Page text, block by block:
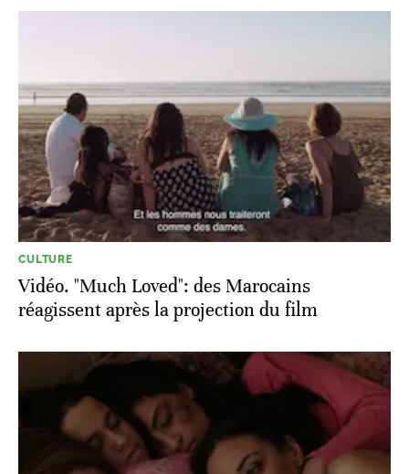
CULTURE
Vidéo. "Much Loved": des Marocains
réagissent après la projection du film